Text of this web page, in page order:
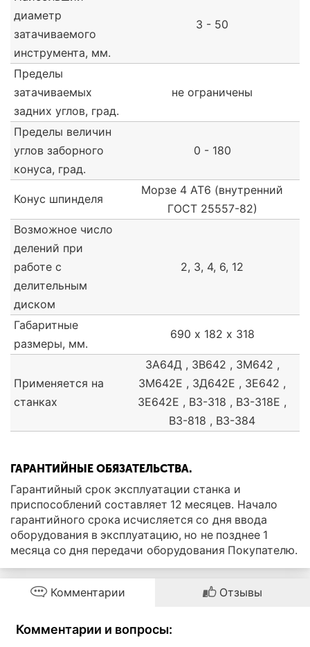
диаметр
затачиваемого
инструмента, мм.
3 - 50
Пределы
затачиваемых
задних углов, град.
не ограничены
Пределы величин
углов заборного
конуса, град.
0 - 180
Конус шпинделя
Морзе 4 АТ6 (внутренний
ГОСТ 25557-82)
Возможное число
делений при
работе с
делительным
диском
2, 3, 4, 6, 12
Габаритные
размеры, мм.
690 х 182 х 318
Применяется на
станках
3А64Д , 3В642 , 3М642 ,
3М642Е , 3Д642Е , 3Е642 ,
3Е642Е , ВЗ-318 , ВЗ-318Е ,
ВЗ-818 , ВЗ-384
ГАРАНТИЙНЫЕ ОБЯЗАТЕЛЬСТВА.
Гарантийный срок эксплуатации станка и
приспособлений составляет 12 месяцев. Начало
гарантийного срока исчисляется со дня ввода
оборудования в эксплуатацию, но не позднее 1
месяца со дня передачи оборудования Покупателю.
Комментарии Отзывы
Комментарии и вопросы: